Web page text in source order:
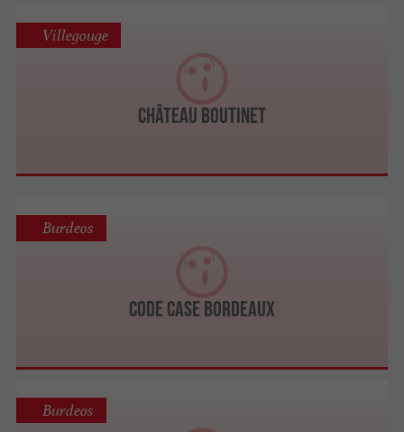
Château Boutinet
Villegouge
Code Case Bordeaux
Burdeos
Burdeos